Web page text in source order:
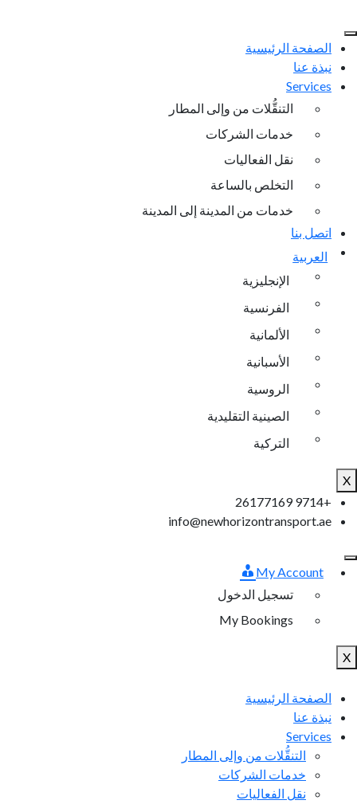
الصفحة الرئيسية
نبذة عنا
Services
التنقُّلات من وإلى المطار
خدمات الشركات
نقل الفعاليات
التخلص بالساعة
خدمات من المدينة إلى المدينة
اتصل بنا
العربية
الإنجليزية
الفرنسية
الألمانية
الأسبانية
الروسية
الصينية التقليدية
التركية
X
+9714 26177169
info@newhorizontransport.ae
My Account
تسجيل الدخول
My Bookings
X
الصفحة الرئيسية
نبذة عنا
Services
التنقُّلات من وإلى المطار
خدمات الشركات
نقل الفعاليات